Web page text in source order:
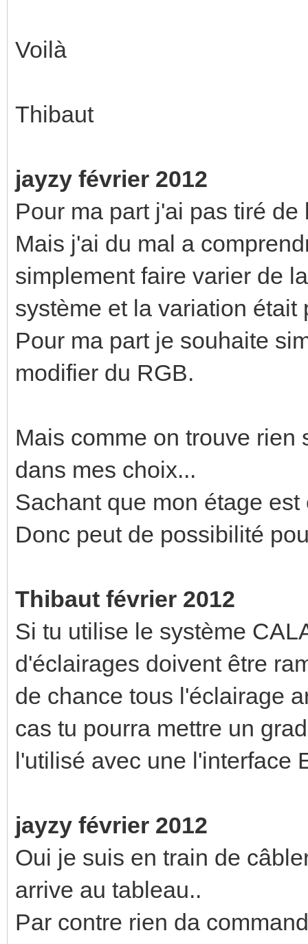
Voilà
Thibaut
jayzy février 2012
Pour ma part j'ai pas tiré
Mais j'ai du mal a
simplement faire varier de
système et la variation était
Pour ma part je souhaite
modifier du RGB.
Mais comme on trouve
dans mes choix...
Sachant que mon étage
Donc peut de possibilité
Thibaut février 2012
Si tu utilise le système
d'éclairages doivent être
de chance tous l'éclairage
cas tu pourra mettre un
l'utilisé avec une l'interface
jayzy février 2012
Oui je suis en train de
arrive au tableau..
Par contre rien da